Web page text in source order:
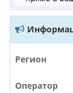
Регион
Оператор